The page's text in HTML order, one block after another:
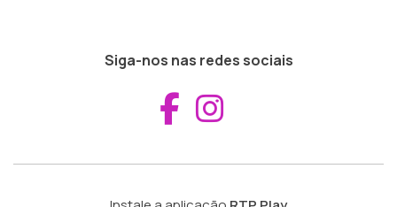
Siga-nos nas redes sociais
Aceder ao